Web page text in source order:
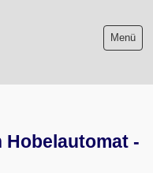
Menü
Hobelautomat -